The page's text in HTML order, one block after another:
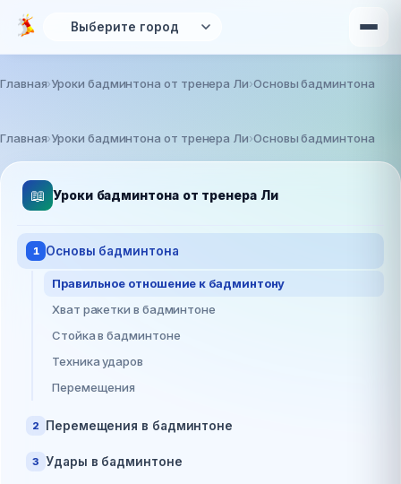
Перейти к основному содержанию
Главная Уроки бадминтона от тренера Ли Основы бадминтона
Главная Уроки бадминтона от тренера Ли Основы бадминтона
📖 Уроки бадминтона от тренера Ли
1 Основы бадминтона
Правильное отношение к бадминтону
Хват ракетки в бадминтоне
Стойка в бадминтоне
Техника ударов
Перемещения
2 Перемещения в бадминтоне
3 Удары в бадминтоне